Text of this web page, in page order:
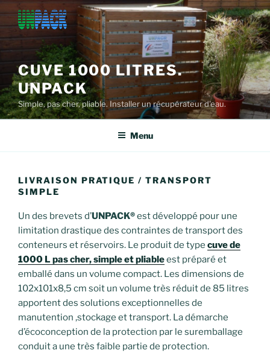
Aller
contenu
principal
CUVE 1000 LITRES.
UNPACK
Simple, pas cher, pliable. Installer un récupérateur d'eau.
Menu
LIVRAISON PRATIQUE / TRANSPORT
SIMPLE
Un des brevets d’UNPACK®est développé pour une
limitation drastique des contraintes de transport des
conteneurs et réservoirs. Le produit de type cuve de
1000 L pas cher, simple et pliableest préparé et
emballé dans un volume compact. Les dimensions de
102x101x8,5 cm soit un volume très réduit de 85 litres
apportent des solutions exceptionnelles de
manutention ,stockage et transport. La démarche
d’écoconception de la protection par le suremballage
conduit a une très faible partie de protection.